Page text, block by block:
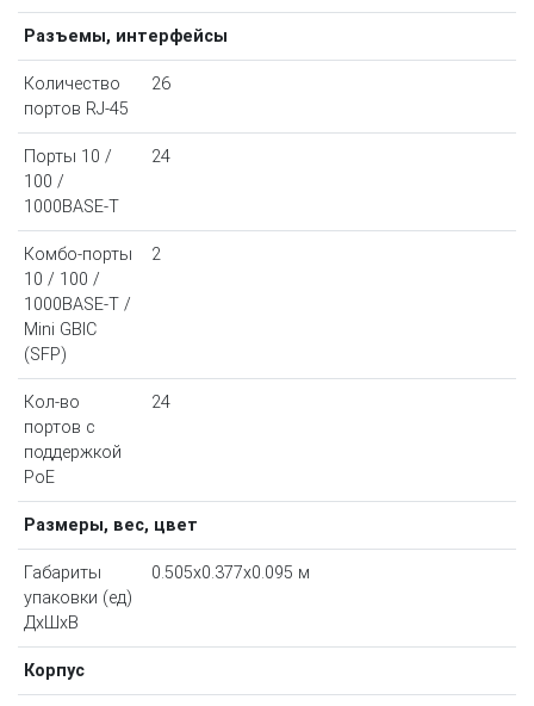
Разъемы, интерфейсы
Количество
портов RJ-45
26
Порты 10 /
100 /
1000BASE-T
24
Комбо-порты
10 / 100 /
1000BASE-T /
Mini GBIC
(SFP)
2
Кол-во
портов с
поддержкой
PoE
24
Размеры, вес, цвет
Габариты
упаковки (ед)
ДхШхВ
0.505x0.377x0.095 м
Корпус